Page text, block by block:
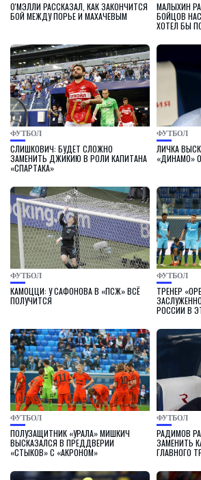
О'МЭЛЛИ РАССКАЗАЛ, КАК ЗАКОНЧИТСЯ
БОЙ МЕЖДУ ПОРЬЕ И МАХАЧЕВЫМ
МАЛЫХИН
БОЙЦОВ
ХОТЕЛ БЫ
ФУТБОЛ
СЛИШКОВИЧ: БУДЕТ СЛОЖНО
ЗАМЕНИТЬ ДЖИКИЮ В РОЛИ КАПИТАНА
«СПАРТАКА»
ФУТБОЛ
ЛИЧКА
«ДИНАМО»
ФУТБОЛ
КАМОЦЦИ: У САФОНОВА В «ПСЖ» ВСЁ
ПОЛУЧИТСЯ
ФУТБОЛ
ТРЕНЕР
РОССИИ В
ФУТБОЛ
ПОЛУЗАЩИТНИК «УРАЛА» МИШКИЧ
ВЫСКАЗАЛСЯ В ПРЕДДВЕРИИ
«СТЫКОВ» С «АКРОНОМ»
ФУТБОЛ
РАДИМОВ
ЗАМЕНИТЬ
ГЛАВНОГО